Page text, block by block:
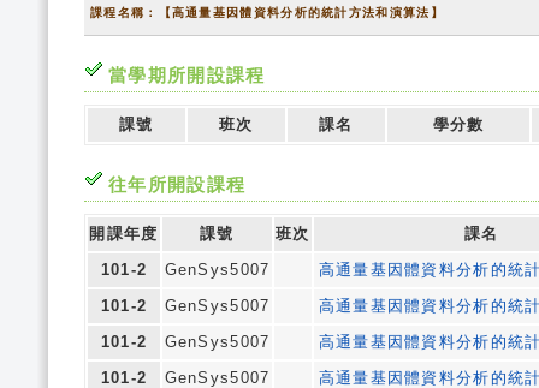
課程名稱：【高通量基因體資料分析的統計方法和演算法】
當學期所開設課程
課號 班次 課名 學分數
往年所開設課程
開課年度 課號 班次
課名
101-2
GenSys5007
高通量基因體資料分析的統
101-2
GenSys5007
高通量基因體資料分析的統
101-2
GenSys5007
高通量基因體資料分析的統
101-2
GenSys5007 高通量基因體資料分析的統